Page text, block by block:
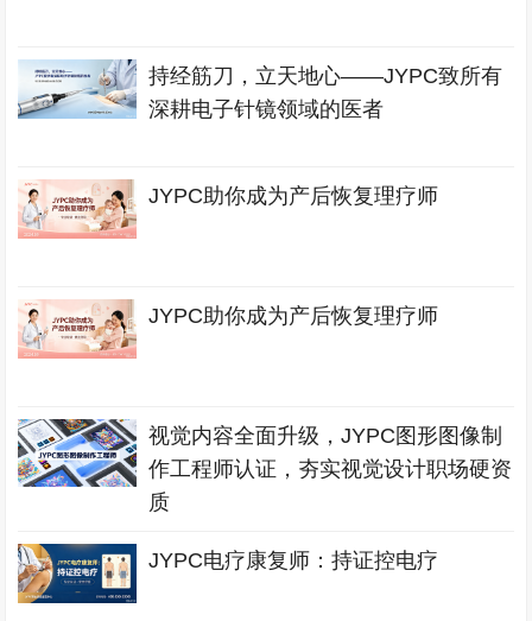
持经筋刀，立天地心——JYPC致所有
深耕电子针镜领域的医者
JYPC助你成为产后恢复理疗师
JYPC助你成为产后恢复理疗师
视觉内容全面升级，JYPC图形图像制
作工程师认证，夯实视觉设计职场硬资
质
JYPC电疗康复师：持证控电疗